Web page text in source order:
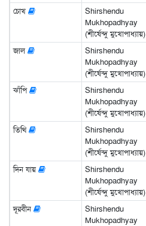
চোখ
Shirshendu
Mukhopadhyay
(শীর্ষেন্দু মুখোপাধ্যায়)
জাল
Shirshendu
Mukhopadhyay
(শীর্ষেন্দু মুখোপাধ্যায়)
ঝাঁপি
Shirshendu
Mukhopadhyay
(শীর্ষেন্দু মুখোপাধ্যায়)
তিথি
Shirshendu
Mukhopadhyay
(শীর্ষেন্দু মুখোপাধ্যায়)
দিন যায়
Shirshendu
Mukhopadhyay
(শীর্ষেন্দু মুখোপাধ্যায়)
দূরবীন
Shirshendu
Mukhopadhyay